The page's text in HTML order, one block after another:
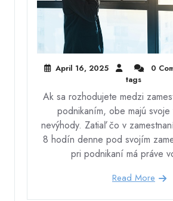
April 16, 2025 0
tags
Ak sa rozhodujete medzi
podnikaním, obe majú svoje
nevýhody. Zatiaľ čo v
8 hodín denne pod svojím
pri podnikaní má práve
Read More